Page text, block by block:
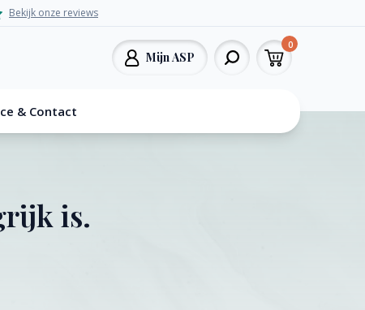
Bekijk onze reviews
Mijn ASP
0
& Contact
is.